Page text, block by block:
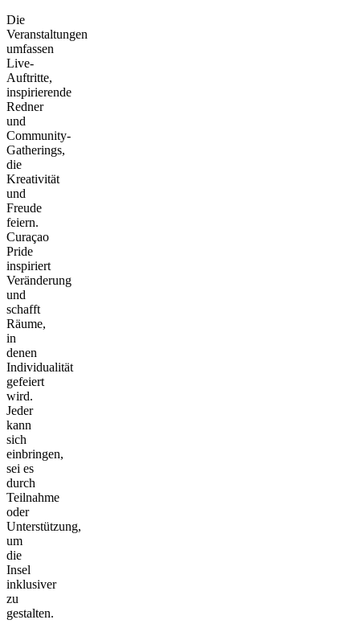
Die
Veranstaltungen
umfassen
Live-
Auftritte,
inspirierende
Redner
und
Community-
Gatherings,
die
Kreativität
und
Freude
feiern.
Curaçao
Pride
inspiriert
Veränderung
und
schafft
Räume,
in
denen
Individualität
gefeiert
wird.
Jeder
kann
sich
einbringen,
sei es
durch
Teilnahme
oder
Unterstützung,
um
die
Insel
inklusiver
zu
gestalten.